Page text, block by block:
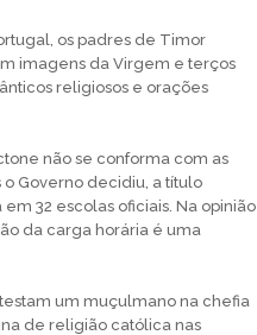
os padres de Timor
imagens da Virgem e terços
religiosos e orações
não se conforma com as
Governo decidiu, a título
32 escolas oficiais. Na opinião
da carga horária é uma
um muçulmano na chefia
de religião católica nas